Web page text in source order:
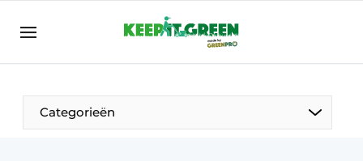
NL ENG FR
Categorieën